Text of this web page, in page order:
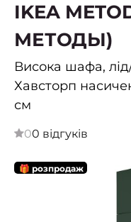
IKEA
МЕТОДЫ)
Висока шафа,
Хавсторп
см
00 відгуків
🎁 розпродаж